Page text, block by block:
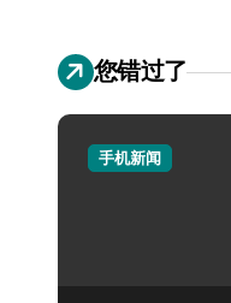
您错过了
手机新闻